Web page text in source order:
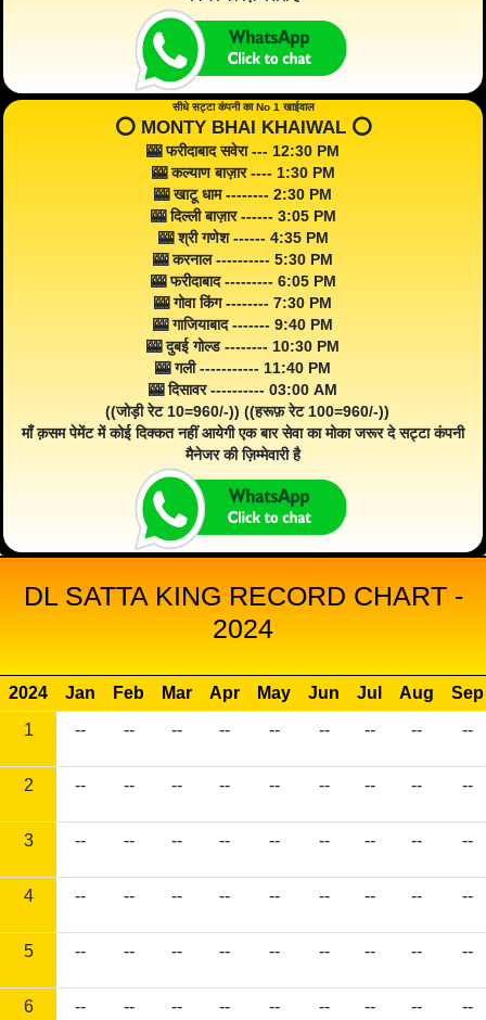
सीधे सट्टा कंपनी का No 1 खाईवाल
⭕️ MONTY BHAI KHAIWAL ⭕️
🎰 फरीदाबाद सवेरा --- 12:30 PM
🎰 कल्याण बाज़ार ---- 1:30 PM
🎰 खाटू धाम -------- 2:30 PM
🎰 दिल्ली बाज़ार ------ 3:05 PM
🎰 श्री गणेश ------ 4:35 PM
🎰 करनाल ---------- 5:30 PM
🎰 फरीदाबाद --------- 6:05 PM
🎰 गोवा किंग -------- 7:30 PM
🎰 गाजियाबाद ------- 9:40 PM
🎰 दुबई गोल्ड -------- 10:30 PM
🎰 गली ----------- 11:40 PM
🎰 दिसावर ---------- 03:00 AM
((जोड़ी रेट 10=960/-)) ((हरूफ़ रेट 100=960/-))
माँ क़सम पेमेंट में कोई दिक्कत नहीं आयेगी एक बार सेवा का मोका जरूर दे सट्टा कंपनी
मैनेजर की ज़िम्मेवारी है
DL SATTA KING RECORD CHART -
2024
2024 Jan Feb Mar Apr May Jun Jul Aug
Sep
1
-- -- -- -- -- -- -- -- --
2 -- -- -- -- -- -- -- -- --
3 -- -- -- -- -- -- -- -- --
4 -- -- -- -- -- -- -- -- --
5 -- -- -- -- -- -- -- -- --
6 -- -- -- -- -- -- -- -- --